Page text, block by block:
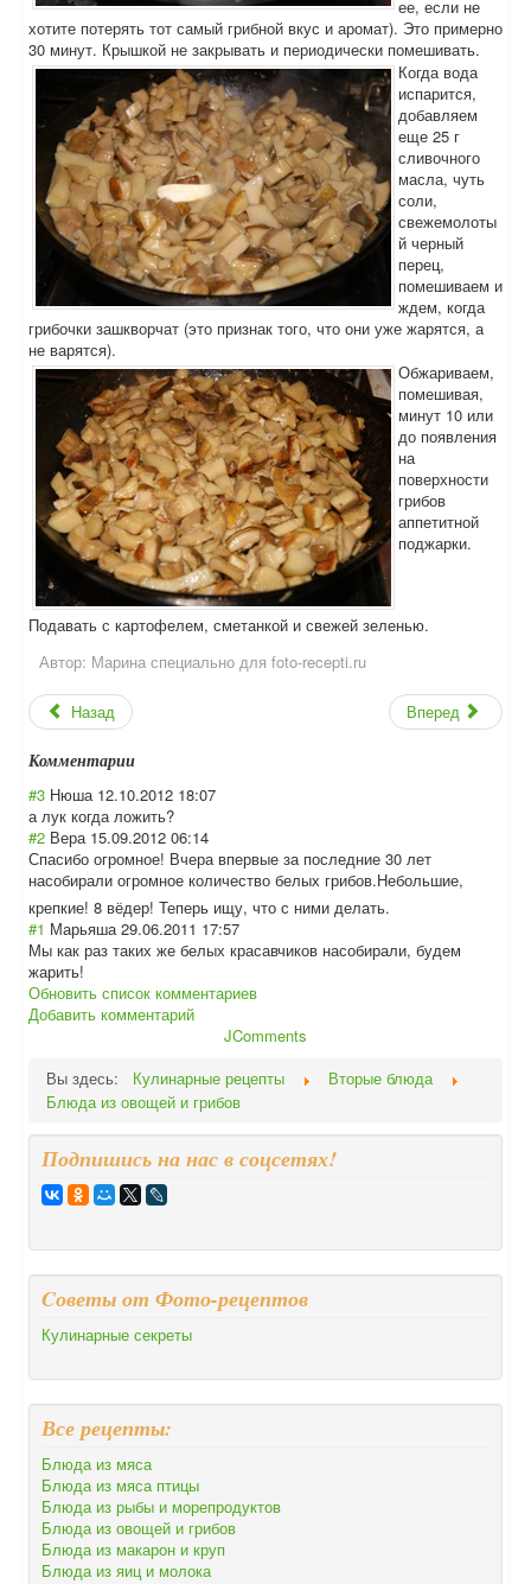
ее, если не
хотите потерять тот самый грибной вкус и аромат). Это примерно
30 минут. Крышкой не закрывать и периодически помешивать.
Когда вода
испарится,
добавляем
еще 25 г
сливочного
масла, чуть
соли,
свежемолоты
й черный
перец,
помешиваем и
ждем, когда
грибочки зашкворчат (это признак того, что они уже жарятся, а
не варятся).
Обжариваем,
помешивая,
минут 10 или
до появления
на
поверхности
грибов
аппетитной
поджарки.
Подавать с картофелем, сметанкой и свежей зеленью.
Автор: Марина специально для foto-recepti.ru
Назад Вперед
Комментарии
#3 Нюша 12.10.2012 18:07
а лук когда ложить?
#2 Вера 15.09.2012 06:14
Спасибо огромное! Вчера впервые за последние 30 лет
насобирали огромное количество белых грибов.Небольшие,
крепкие! 8 вёдер! Теперь ищу, что с ними делать.
#1 Марьяша 29.06.2011 17:57
Мы как раз таких же белых красавчиков насобирали, будем
жарить!
Обновить список комментариев
Добавить комментарий
JComments
Вы здесь:
Кулинарные рецепты
Вторые блюда
Блюда из овощей и грибов
Подпишись на нас в соцсетях!
Cоветы от Фото-рецептов
Кулинарные секреты
Все рецепты:
Блюда из мяса
Блюда из мяса птицы
Блюда из рыбы и морепродуктов
Блюда из овощей и грибов
Блюда из макарон и круп
Блюда из яиц и молока